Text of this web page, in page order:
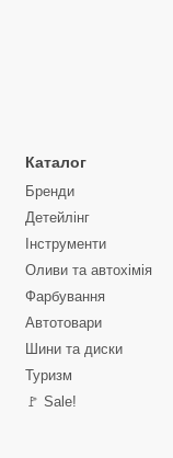
Каталог
Бренди
Детейлінг
Інструменти
Оливи та автохімія
Фарбування
Автотовари
Шини та диски
Туризм
🚩 Sale!